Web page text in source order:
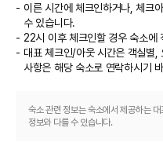
이른 시간에 체크인하거나, 체크
수 있습니다.
22시 이후 체크인할 경우 숙소에
대표 체크인/아웃 시간은 객실별,
사항은 해당 숙소로 연락하시기
숙소 관련 정보는 숙소에서 제공하는
정보와 다를 수 있습니다.